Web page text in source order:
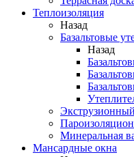
Теплоизоляция
Назад
Базальтовые
Назад
Минеральная
Мансардные окна